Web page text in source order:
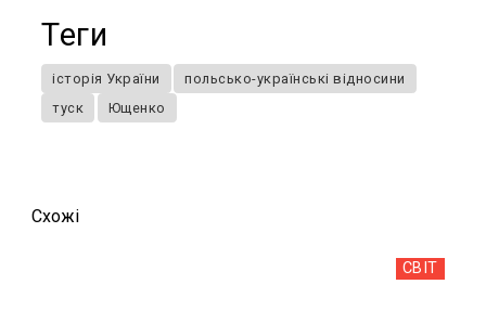
Теги
історія України
польсько-українські відносини
туск
Ющенко
Схожi
СВІТ